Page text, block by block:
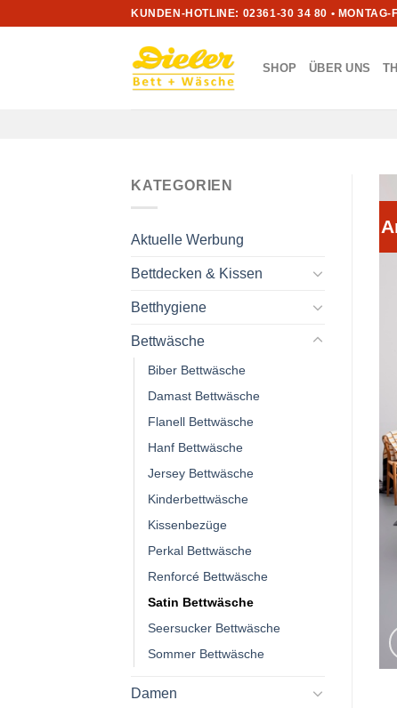
KUNDEN-HOTLINE: 02361-30 34 80 • MONTAG-
SHOP ÜBER UNS
KATEGORIEN
Aktuelle Werbung
Bettdecken & Kissen
Betthygiene
Bettwäsche
Biber Bettwäsche
Damast Bettwäsche
Flanell Bettwäsche
Hanf Bettwäsche
Jersey Bettwäsche
Kinderbettwäsche
Kissenbezüge
Perkal Bettwäsche
Renforcé Bettwäsche
Satin Bettwäsche
Seersucker Bettwäsche
Sommer Bettwäsche
Damen